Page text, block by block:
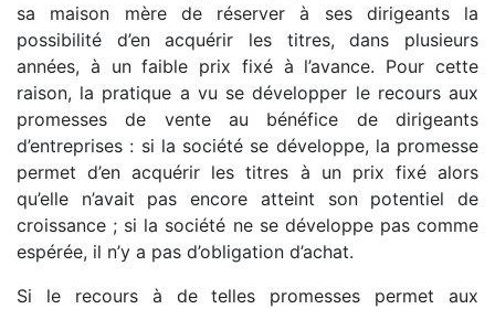
sa maison mère de réserver à ses dirigeants la
possibilité d’en acquérir les titres, dans plusieurs
années, à un faible prix fixé à l’avance. Pour cette
raison, la pratique a vu se développer le recours aux
promesses de vente au bénéfice de dirigeants
d’entreprises : si la société se développe, la promesse
permet d’en acquérir les titres à un prix fixé alors
qu’elle n’avait pas encore atteint son potentiel de
croissance ; si la société ne se développe pas comme
espérée, il n’y a pas d’obligation d’achat.
Si le recours à de telles promesses permet aux